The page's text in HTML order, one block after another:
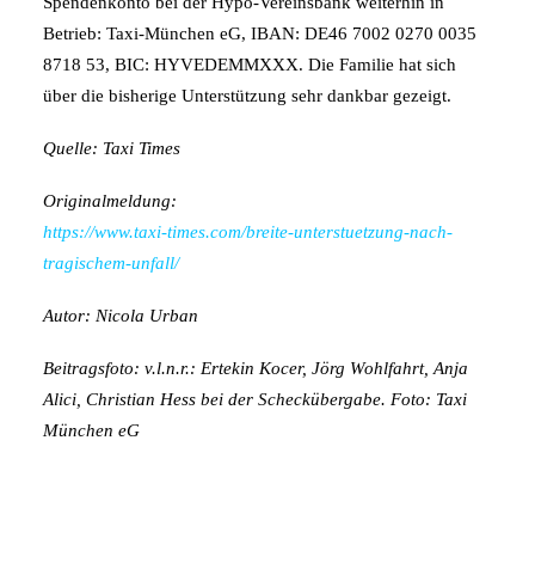
Betrieb: Taxi-München eG, IBAN: DE46 7002 0270 0035
8718 53, BIC: HYVEDEMMXXX. Die Familie hat sich
über die bisherige Unterstützung sehr dankbar gezeigt.
Quelle: Taxi Times
Originalmeldung:
https://www.taxi-times.com/breite-unterstuetzung-nach-
tragischem-unfall/
Autor: Nicola Urban
Beitragsfoto: v.l.n.r.: Ertekin Kocer, Jörg Wohlfahrt, Anja
Alici, Christian Hess bei der Scheckübergabe. Foto: Taxi
München eG